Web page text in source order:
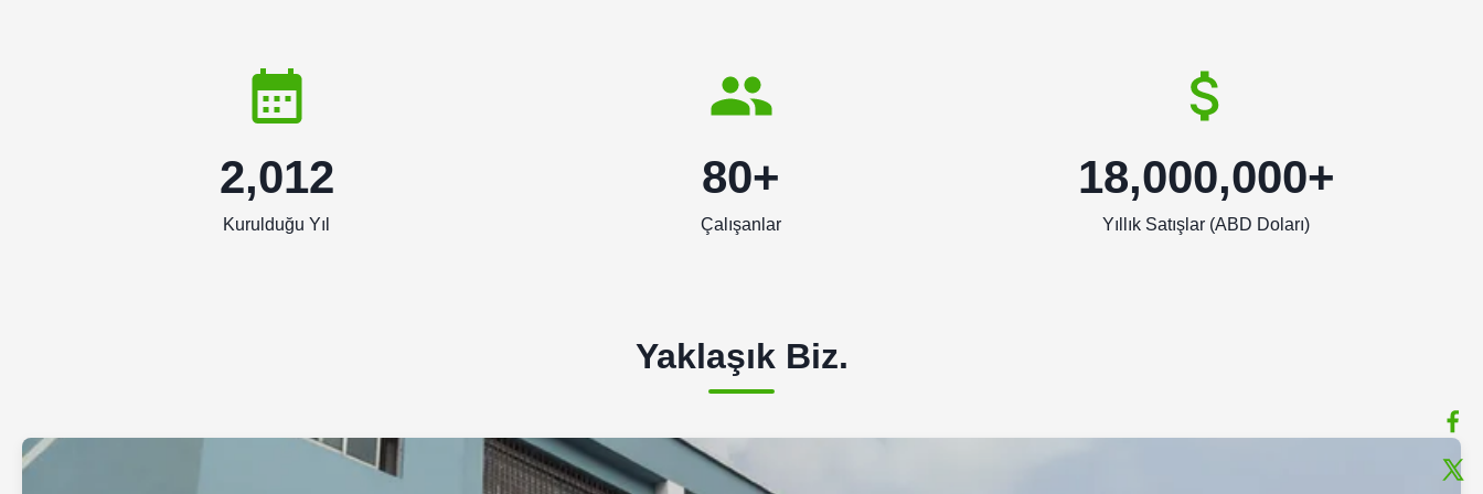
2,012
Kurulduğu Yıl
80+
Çalışanlar
18,000,000+
Yıllık Satışlar (ABD Doları)
Yaklaşık Biz.